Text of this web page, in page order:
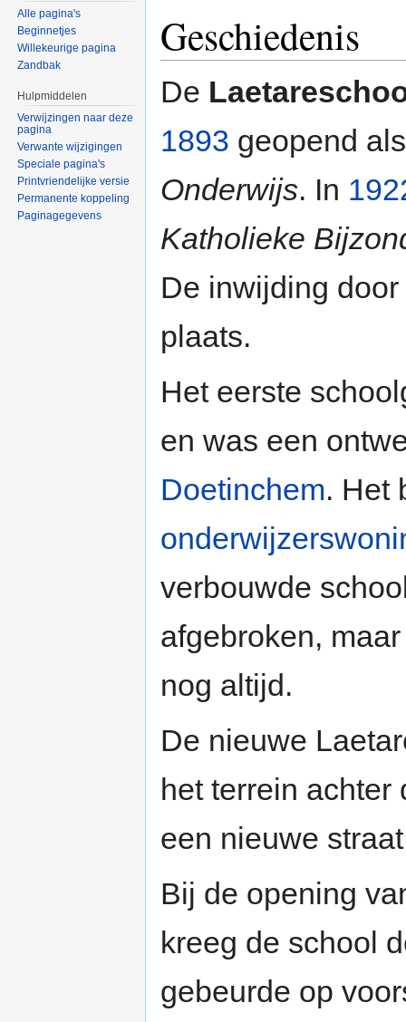
Geschiedenis
De
1893 geopend
Onderwijs. In
Katholieke
De inwijding door
plaats.
Het eerste
en was een
Doetinchem. Het
verbouwde
afgebroken,
nog altijd.
De nieuwe
het terrein
een nieuwe
Bij de opening
kreeg de school
gebeurde op
Alle pagina's
Beginnetjes
Willekeurige pagina
Zandbak
Hulpmiddelen
Verwijzingen naar deze
pagina
Verwante wijzigingen
Speciale pagina's
Printvriendelijke versie
Permanente koppeling
Paginagegevens